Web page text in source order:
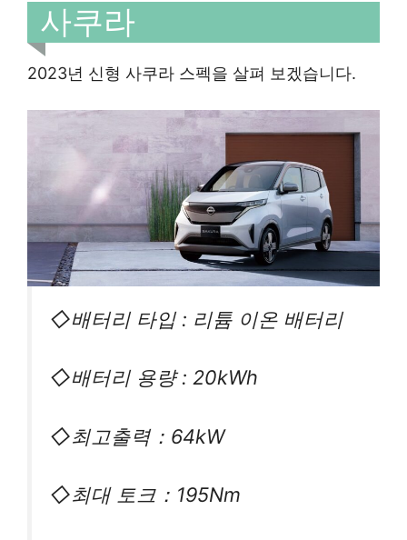
사쿠라
2023년 신형 사쿠라 스펙을 살펴 보겠습니다.
◇배터리 타입 : 리튬 이온 배터리
◇배터리 용량 : 20kWh
◇최고출력：64kW
◇최대 토크：195Nm